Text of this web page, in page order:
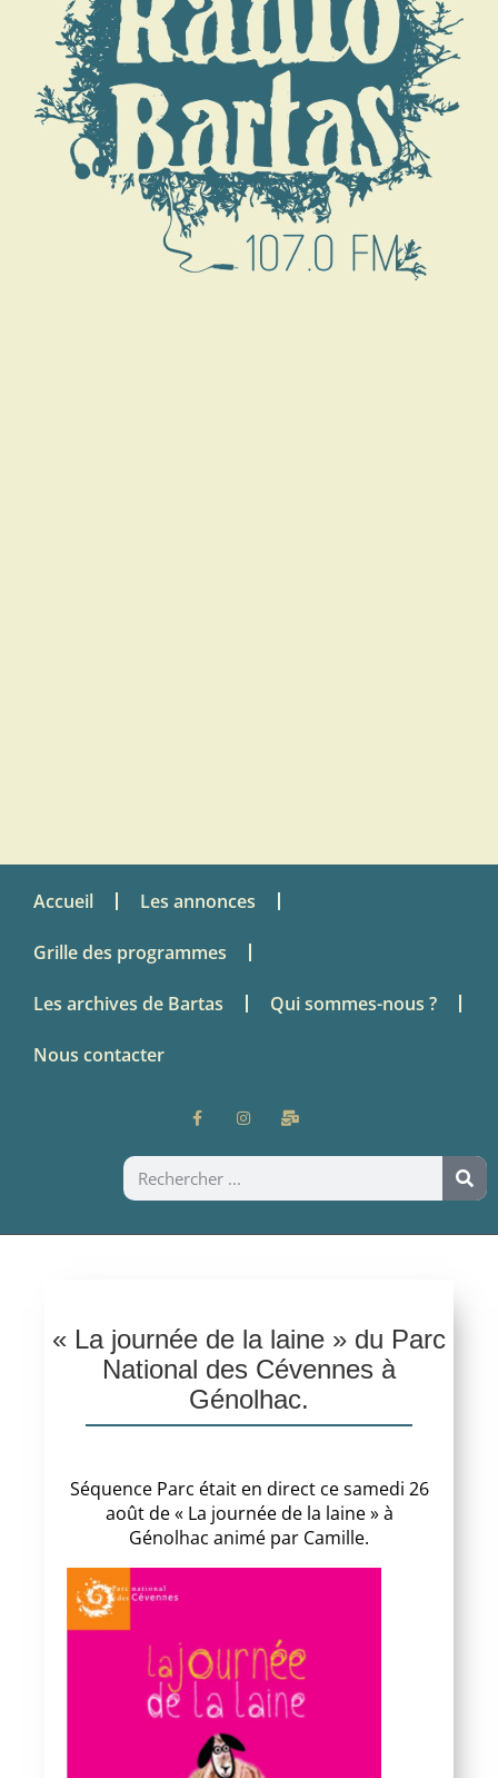
Accueil Les annonces
Grille des programmes
Les archives de Bartas Qui sommes-nous ?
Nous contacter
« La journée de la laine » du Parc
National des Cévennes à
Génolhac.
Séquence Parc était en direct ce samedi 26
août de « La journée de la laine » à
Génolhac animé par Camille.